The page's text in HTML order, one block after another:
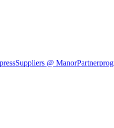
Suppliers @ Manor